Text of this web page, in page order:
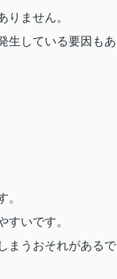
ません。
生している要因もあ
いです。
まうおそれがあるで